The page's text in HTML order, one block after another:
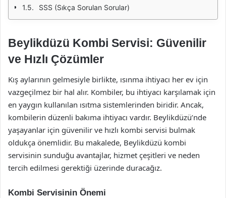
SSS (Sıkça Sorulan Sorular)
Beylikdüzü Kombi Servisi: Güvenilir
ve Hızlı Çözümler
Kış aylarının gelmesiyle birlikte, ısınma ihtiyacı her ev için
vazgeçilmez bir hal alır. Kombiler, bu ihtiyacı karşılamak için
en yaygın kullanılan ısıtma sistemlerinden biridir. Ancak,
kombilerin düzenli bakıma ihtiyacı vardır. Beylikdüzü’nde
yaşayanlar için güvenilir ve hızlı kombi servisi bulmak
oldukça önemlidir. Bu makalede, Beylikdüzü kombi
servisinin sunduğu avantajlar, hizmet çeşitleri ve neden
tercih edilmesi gerektiği üzerinde duracağız.
Kombi Servisinin Önemi